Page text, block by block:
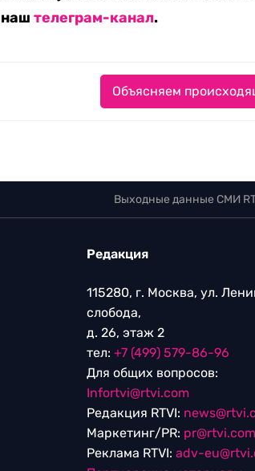
наштелеграм-канал.
Объясняем
Выходные данные СМИ
Редакция
115280, г. Москва, ул.
слобода,
д. 26, этаж 2
тел: +7 (499) 579-86-96
Для общих вопросов:
Infortvi@rtvi.com
Редакция RTVI:
Маркетинг/PR: pr@rtvi.com
Реклама RTVI: adv-